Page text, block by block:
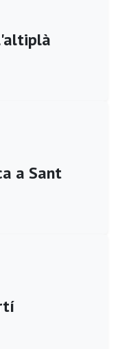
a Sant